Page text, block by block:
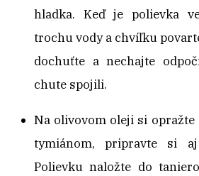
hladka. Keď je polievka
trochu vody a chvíľku
dochuťte a nechajte
chute spojili.
Na olivovom oleji si opražte
tymiánom, pripravte si
Polievku naložte do